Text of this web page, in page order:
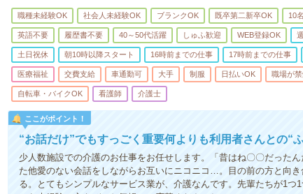
職種未経験OK 社会人未経験OK ブランクOK 既卒第二新卒OK 10
英語不要 履歴書不要 40～50代活躍 しゅふ歓迎 WEB登録OK
土日祝休 朝10時以降スタート 16時前までの仕事 17時前までの仕事
医療福祉 交費支給 車通勤可 大手 制服 日払いOK 職場が
自転車・バイクOK 看護師 介護士
ここがポイント！
“お話だけ”でもすっごく重要何よりも利用者さんとの“
少人数施設での介護のお仕事をお任せします。「昔はね〇〇だった
た他愛のない会話をしながらお互いにニコニコ…。目の前の方と向
る。とてもシンプルなサービス業が、介護なんです。先輩たちが1つ